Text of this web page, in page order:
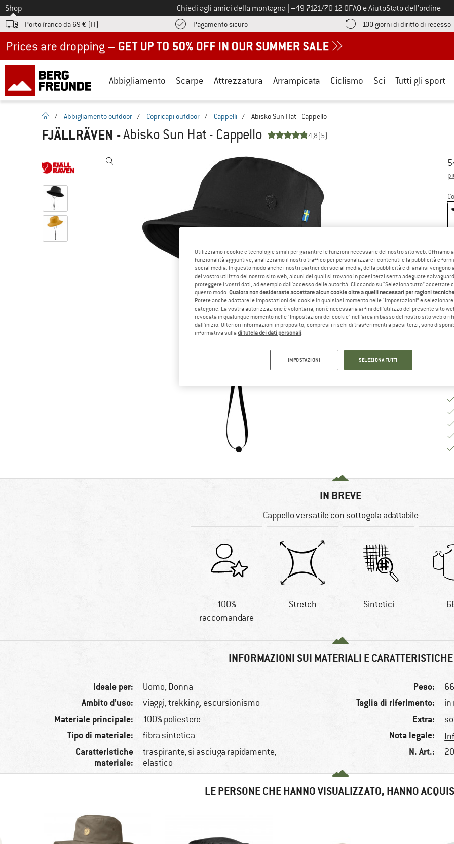
Allo
Shop Chiedi agli amici della montagna Chiamaci al numero
+49 7121/70 12 0FAQ e AiutoStato dell’ordine
Porto franco da 69 € (IT) Pagamento sicuroQui trovi le informazioni di pagamento! Si apre in una casella
100 giorni di diritto di recesso
Abbigliamento Scarpe Attrezzatura Arrampicata Ciclismo Sci Tutti gli sport
pagina iniziale
/ Abbigliamento outdoor / Copricapi outdoor / Cappelli / Abisko Sun Hat - Cappello
FJÄLLRÄVEN -Abisko Sun Hat - Cappello 4,8(5)
IN BREVE
Cappello versatile con sottogola adattabile
100%
raccomandare
Stretch Sintetici
INFORMAZIONI SUI MATERIALI E CARATTERISTICHE
Ideale per: Uomo, Donna
Ambito d’uso: viaggi, trekking, escursionismo
Materiale principale: 100% poliestere
Tipo di materiale: fibra sintetica
Caratteristiche
materiale:
traspirante, si asciuga rapidamente,
elastico
Peso:
Taglia di riferimento: in
Extra:
Nota legale:
N. Art.:
LE PERSONE CHE HANNO VISUALIZZATO, HANNO
Utilizziamo i cookie e tecnologie simili per garantire le funzioni necessarie del nostro sito web. Offriamo
funzionalità aggiuntive, analizziamo il nostro traffico per personalizzare i contenuti e la pubblicità e
social media. In questo modo anche i nostri partner dei social media, della pubblicità e di analisi vengono
del vostro utilizzo del nostro sito web; alcuni dei quali si trovano in paesi terzi senza adeguate
proteggere i vostri dati, ad esempio dall'accesso delle autorità. Cliccando su “Seleziona tutto” accettate
questo modo. Qualora non desideraste accettare alcun cookie oltre a quelli necessari per ragioni
Potete anche adattare le impostazioni dei cookie in qualsiasi momento nelle “Impostazioni” e
categorie. La vostra autorizzazione è volontaria, non è necessaria ai fini dell'utilizzo del presente sito
revocata in qualunque momento nelle "Impostazioni dei cookie" nell'area in basso del nostro sito web o
dall'inizio. Ulteriori informazioni in proposito, compresi i rischi di trasferimenti a paesi terzi, sono
informativa sulla di tutela dei dati personali.
IMPOSTAZIONI SELEZIONA TUTTI